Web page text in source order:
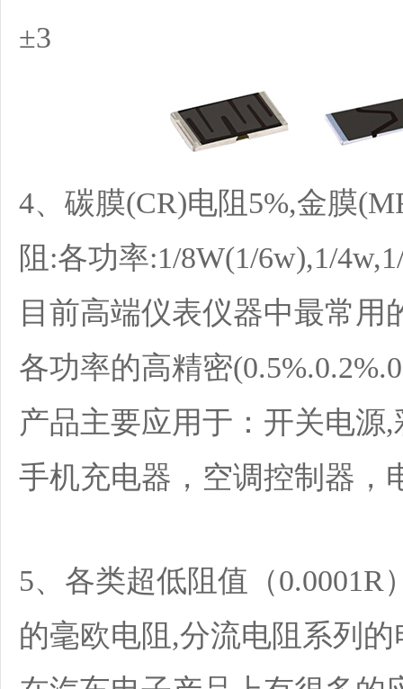
±3
4、碳膜(CR)电阻5%,金膜
阻:各功率:1/8W(1/6w),1/
目前高端仪表仪器中最常用
各功率的高精密
产品主要应用于：开关电源
手机充电器，空调控制器，
5、各类超低阻值（0.0001R
的毫欧电阻,分流电阻系列